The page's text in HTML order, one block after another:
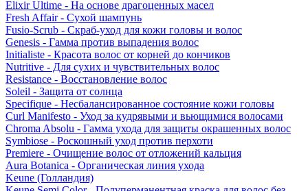
Elixir Ultime - На основе драгоценных масел
Fresh Affair - Сухой шампунь
Fusio-Scrub - Скраб-уход для кожи головы и волос
Genesis - Гамма против выпадения волос
Initialiste - Красота волос от корней до кончиков
Nutritive - Для сухих и чувствительных волос
Resistance - Восстановление волос
Soleil - Защита от солнца
Specifique - Несбалансированное состояние кожи головы
Curl Manifesto - Уход за кудрявыми и вьющимися волосами
Chroma Absolu - Гамма ухода для защиты окрашенных волос
Symbiose - Роскошный уход против перхоти
Premiere - Очищение волос от отложений кальция
Aura Botanica - Органическая линия ухода
Keune (Голландия)